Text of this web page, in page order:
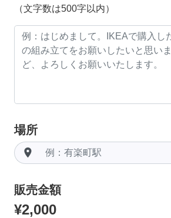
（文字数は500字以内）
場所
room
販売金額
¥2,000